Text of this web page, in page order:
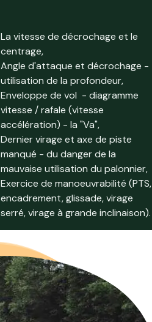
La vitesse de décrochage et le
centrage,
Angle d'attaque et décrochage -
utilisation de la profondeur,
Enveloppe de vol - diagramme
vitesse / rafale (vitesse
accélération) - la "Va",
Dernier virage et axe de piste
manqué - du danger de la
mauvaise utilisation du palonnier,
Exercice de manoeuvrabilité (PTS,
encadrement, glissade, virage
serré, virage à grande inclinaison).